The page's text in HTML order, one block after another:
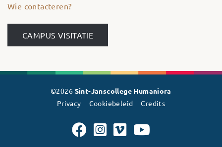
Wie contacteren?
CAMPUS VISITATIE
©2026 Sint-Janscollege Humaniora
Privacy
Cookiebeleid Credits